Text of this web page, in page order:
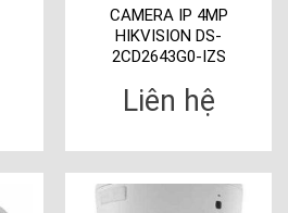
CAMERA IP 4MP
HIKVISION DS-
2CD2643G0-IZS
Liên hệ